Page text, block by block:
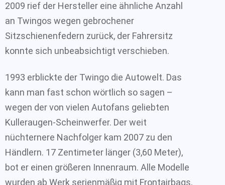
2009 rief der Hersteller eine ähnliche Anzahl
an Twingos wegen gebrochener
Sitzschienenfedern zurück, der Fahrersitz
konnte sich unbeabsichtigt verschieben.
1993 erblickte der Twingo die Autowelt. Das
kann man fast schon wörtlich so sagen –
wegen der von vielen Autofans geliebten
Kulleraugen-Scheinwerfer. Der weit
nüchternere Nachfolger kam 2007 zu den
Händlern. 17 Zentimeter länger (3,60 Meter),
bot er einen größeren Innenraum. Alle Modelle
wurden ab Werk serienmäßig mit Frontairbags,